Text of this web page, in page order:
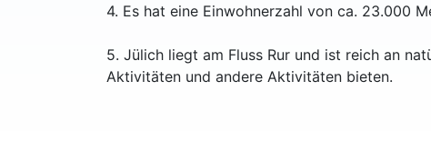
4. Es hat eine Einwohnerzahl von ca. 23.000
5. Jülich liegt am Fluss Rur und ist reich an
Aktivitäten und andere Aktivitäten bieten.